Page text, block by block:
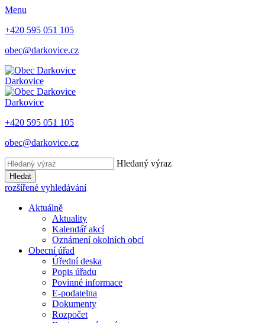
Menu
+420 595 051 105
obec@darkovice.cz
Darkovice
Darkovice
+420 595 051 105
obec@darkovice.cz
Hledaný výraz
Hledat
rozšířené vyhledávání
Aktuálně
Aktuality
Kalendář akcí
Oznámení okolních obcí
Obecní úřad
Úřední deska
Popis úřadu
Povinné informace
E-podatelna
Dokumenty
Rozpočet